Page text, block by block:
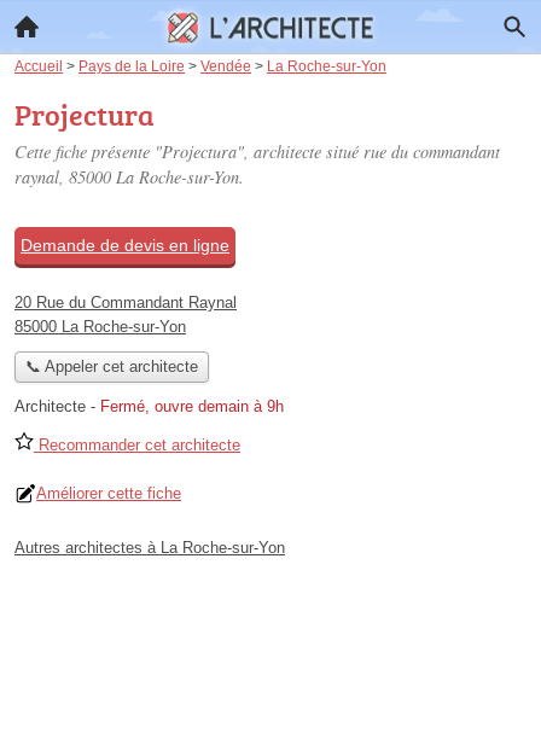
Accueil > Pays de la Loire > Vendée > La Roche-sur-Yon
Projectura
Cette fiche présente "Projectura", architecte situé rue du commandant
raynal, 85000 La Roche-sur-Yon.
Demande de devis en ligne
20 Rue du Commandant Raynal
85000 La Roche-sur-Yon
📞 Appeler cet architecte
Architecte - Fermé, ouvre demain à 9h
Recommander cet architecte
Améliorer cette fiche
Autres architectes à La Roche-sur-Yon